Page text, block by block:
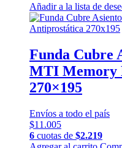
Añadir a la lista de
Funda Cubre
MTI Memory
270×195
Envíos a todo el país
$11.005
6 cuotas de $2.219